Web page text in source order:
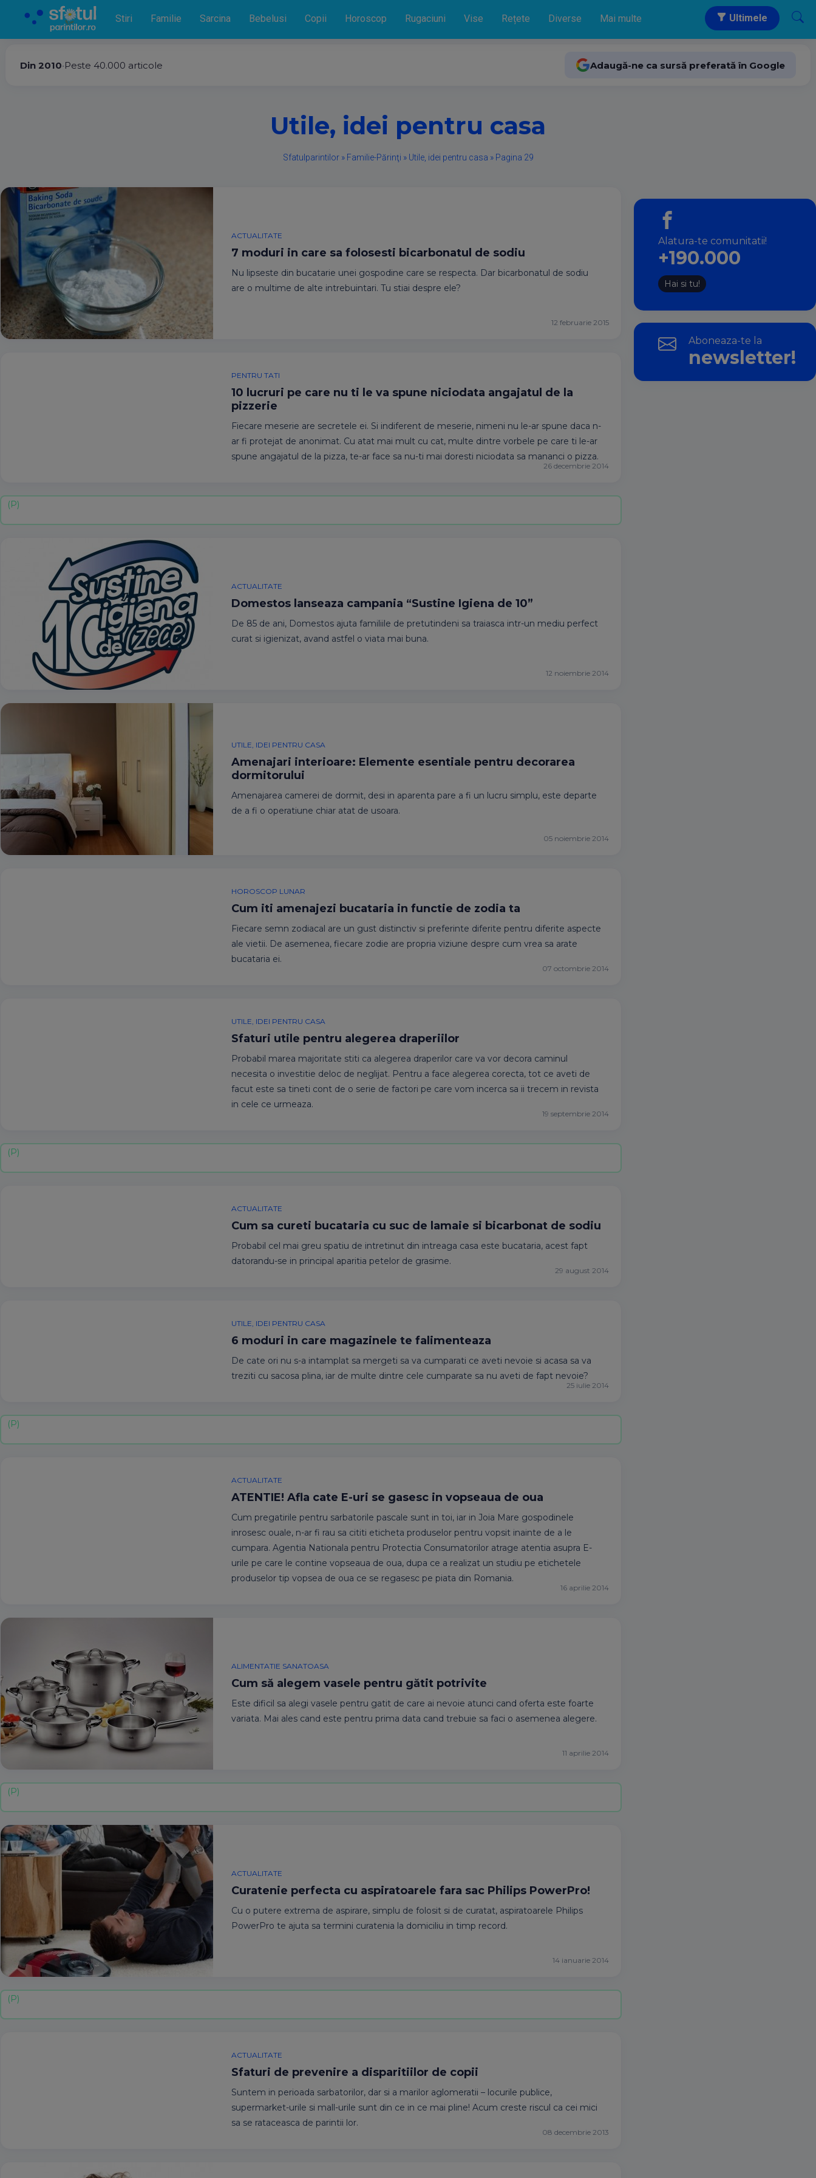
Stiri Familie Sarcina Bebelusi Copii Horoscop Rugaciuni Vise Rețete Diverse Mai multe Ultimele
Din 2010•Peste 40.000 articole Adaugă-ne ca sursă preferată în Google
Utile, idei pentru casa
Sfatulparintilor» Familie-Părinţi » Utile, idei pentru casa » Pagina 29
ACTUALITATE
7 moduri in care sa folosesti bicarbonatul de sodiu
Nu lipseste din bucatarie unei gospodine care se respecta. Dar bicarbonatul de sodiu
are o multime de alte intrebuintari. Tu stiai despre ele?
12 februarie 2015
PENTRU TATI
10 lucruri pe care nu ti le va spune niciodata angajatul de la
pizzerie
Fiecare meserie are secretele ei. Si indiferent de meserie, nimeni nu le-ar spune daca n-
ar fi protejat de anonimat. Cu atat mai mult cu cat, multe dintre vorbele pe care ti le-ar
spune angajatul de la pizza, te-ar face sa nu-ti mai doresti niciodata sa mananci o pizza.
26 decembrie 2014
ACTUALITATE
Domestos lanseaza campania “Sustine Igiena de 10”
De 85 de ani, Domestos ajuta familiile de pretutindeni sa traiasca intr-un mediu perfect
curat si igienizat, avand astfel o viata mai buna.
12 noiembrie 2014
UTILE, IDEI PENTRU CASA
Amenajari interioare: Elemente esentiale pentru decorarea
dormitorului
Amenajarea camerei de dormit, desi in aparenta pare a fi un lucru simplu, este departe
de a fi o operatiune chiar atat de usoara.
05 noiembrie 2014
HOROSCOP LUNAR
Cum iti amenajezi bucataria in functie de zodia ta
Fiecare semn zodiacal are un gust distinctiv si preferinte diferite pentru diferite aspecte
ale vietii. De asemenea, fiecare zodie are propria viziune despre cum vrea sa arate
bucataria ei.
07 octombrie 2014
UTILE, IDEI PENTRU CASA
Sfaturi utile pentru alegerea draperiilor
Probabil marea majoritate stiti ca alegerea draperilor care va vor decora caminul
necesita o investitie deloc de neglijat. Pentru a face alegerea corecta, tot ce aveti de
facut este sa tineti cont de o serie de factori pe care vom incerca sa ii trecem in revista
in cele ce urmeaza.
19 septembrie 2014
ACTUALITATE
Cum sa cureti bucataria cu suc de lamaie si bicarbonat de sodiu
Probabil cel mai greu spatiu de intretinut din intreaga casa este bucataria, acest fapt
datorandu-se in principal aparitia petelor de grasime.
29 august 2014
UTILE, IDEI PENTRU CASA
6 moduri in care magazinele te falimenteaza
De cate ori nu s-a intamplat sa mergeti sa va cumparati ce aveti nevoie si acasa sa va
treziti cu sacosa plina, iar de multe dintre cele cumparate sa nu aveti de fapt nevoie?
25 iulie 2014
ACTUALITATE
ATENTIE! Afla cate E-uri se gasesc in vopseaua de oua
Cum pregatirile pentru sarbatorile pascale sunt in toi, iar in Joia Mare gospodinele
inrosesc ouale, n-ar fi rau sa cititi eticheta produselor pentru vopsit inainte de a le
cumpara. Agentia Nationala pentru Protectia Consumatorilor atrage atentia asupra E-
urile pe care le contine vopseaua de oua, dupa ce a realizat un studiu pe etichetele
produselor tip vopsea de oua ce se regasesc pe piata din Romania.
16 aprilie 2014
ALIMENTATIE SANATOASA
Cum să alegem vasele pentru gătit potrivite
Este dificil sa alegi vasele pentru gatit de care ai nevoie atunci cand oferta este foarte
variata. Mai ales cand este pentru prima data cand trebuie sa faci o asemenea alegere.
11 aprilie 2014
ACTUALITATE
Curatenie perfecta cu aspiratoarele fara sac Philips PowerPro!
Cu o putere extrema de aspirare, simplu de folosit si de curatat, aspiratoarele Philips
PowerPro te ajuta sa termini curatenia la domiciliu in timp record.
14 ianuarie 2014
ACTUALITATE
Sfaturi de prevenire a disparitiilor de copii
Suntem in perioada sarbatorilor, dar si a marilor aglomeratii – locurile publice,
supermarket-urile si mall-urile sunt din ce in ce mai pline! Acum creste riscul ca cei mici
sa se rataceasca de parintii lor.
08 decembrie 2013
Alatura-te comunitatii!
+190.000
Hai si tu!
Aboneaza-te la
newsletter!